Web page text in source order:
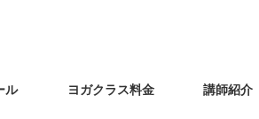
ル ヨガクラス料金 講師紹介